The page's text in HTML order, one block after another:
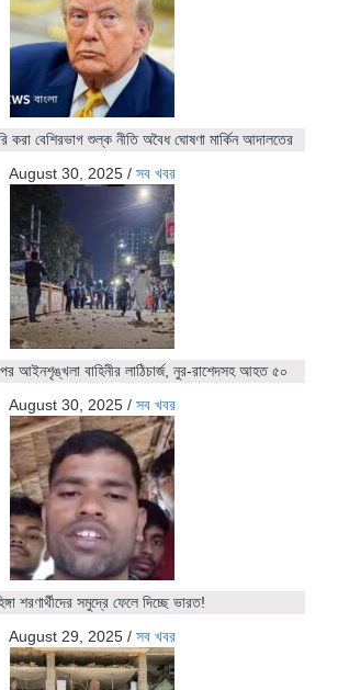
করা বেশিরভাগ শুল্ক নীতি অবৈধ ঘোষণা মার্কিন আদালতের
August 30, 2025 / সব খবর
আইনশৃঙ্খলা বাহিনীর লাঠিচার্জ, নুর-রাশেদসহ আহত ৫০
August 30, 2025 / সব খবর
শরণার্থীদের সমুদ্রে ফেলে দিচ্ছে ভারত!
August 29, 2025 / সব খবর